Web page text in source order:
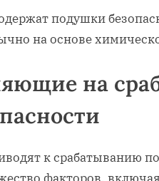
подушки
на основе
на
к срабатыванию